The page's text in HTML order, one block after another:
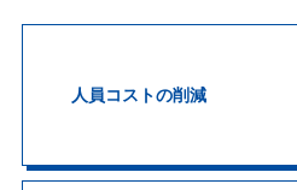
人員コストの削減